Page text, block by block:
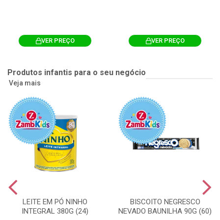
VER PREÇO VER PREÇO
Produtos infantis para o seu negócio
Veja mais
LEITE EM PÓ NINHO
INTEGRAL 380G (24)
BISCOITO NEGRESCO
NEVADO BAUNILHA 90G (60)